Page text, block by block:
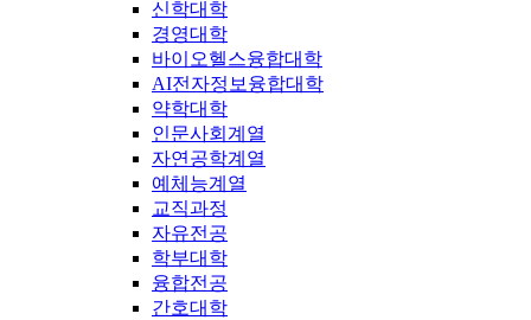
신학대학
경영대학
바이오헬스융합대학
AI전자정보융합대학
약학대학
인문사회계열
자연공학계열
예체능계열
교직과정
자유전공
학부대학
융합전공
간호대학